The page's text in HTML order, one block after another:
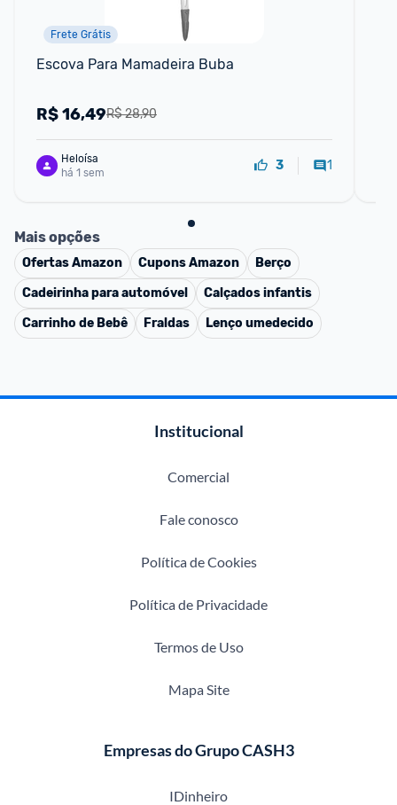
Frete Grátis
Escova Para Mamadeira Buba
R$ 28,90
R$16,49
Heloísa
há 1 sem
3 1
Mais opções
OfertasAmazon CuponsAmazon
Berço
Cadeirinha para automóvel
Calçados infantis
Carrinho de Bebê
Fraldas Lenço umedecido
Institucional
Comercial
Fale conosco
Política de Cookies
Política de Privacidade
Termos de Uso
Mapa Site
Empresas do Grupo CASH3
IDinheiro